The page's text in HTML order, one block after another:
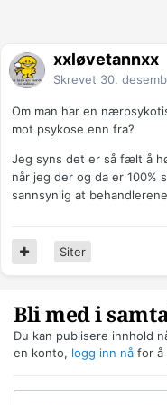
xxløvetannxx
Skrevet 30.
Om man har en
mot psykose enn fra?
Jeg syns det er så fælt å
når jeg der og da er 100%
sannsynlig at
Siter
Bli med i
Du kan publisere innhold
en konto, logg inn nå for å